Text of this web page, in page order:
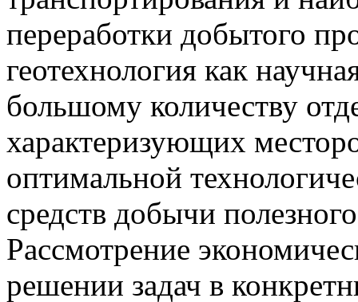
переработки добытого
геотехнология как
большому количеству
характеризующих
оптимальной
средств добычи
Рассмотрение
решении задач в